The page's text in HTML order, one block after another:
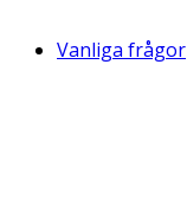
Vanliga frågor